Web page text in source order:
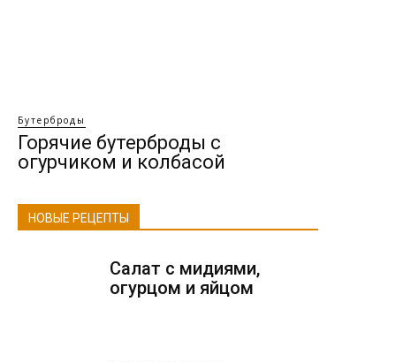
Бутерброды
Горячие бутерброды с
огурчиком и колбасой
НОВЫЕ РЕЦЕПТЫ
Салат с мидиями,
огурцом и яйцом